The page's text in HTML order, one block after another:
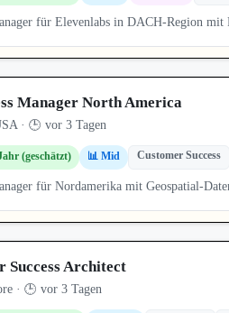
für Elevenlabs in DACH-Region
Manager North America
· 🕒 vor 3 Tagen
(geschätzt) 📊 Mid Customer Success
für Nordamerika mit Geospatial-
Success Architect
· 🕒 vor 3 Tagen